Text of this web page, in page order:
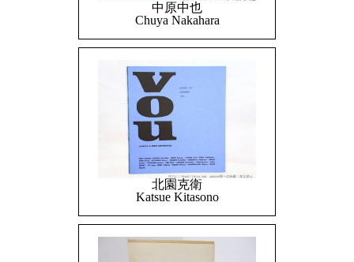
中原中也
Chuya Nakahara
北園克衛
Katsue Kitasono